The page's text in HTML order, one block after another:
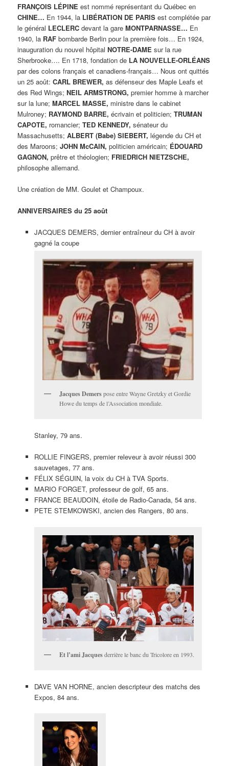
FRANÇOIS LÉPINE est nommé représentant du Québec en
CHINE… En 1944, la LIBÉRATION DE PARIS est complétée par
le général LECLERC devant la gareMONTPARNASSE… En
1940, la RAF bombarde Berlin pour la première fois… En 1924,
inauguration du nouvel hôpitalNOTRE-DAME sur la rue
Sherbrooke…. En 1718, fondation de LA NOUVELLE-ORLÉANS
par des colons français et canadiens-français… Nous ont quittés
un 25 août:CARL BREWER, as défenseur des Maple Leafs et
des Red Wings;NEIL ARMSTRONG, premier homme à marcher
sur la lune;MARCEL MASSE, ministre dans le cabinet
Mulroney; RAYMOND BARRE, écrivain et politicien;TRUMAN
CAPOTE, romancier;TED KENNEDY, sénateur du
Massachusetts;ALBERT (Babe) SIEBERT, légende du CH et
des Maroons;JOHN McCAIN, politicien américain; ÉDOUARD
GAGNON, prêtre et théologien; FRIEDRICH NIETZSCHE,
philosophe allemand.
Une création de MM. Goulet et Champoux.
ANNIVERSAIRES du 25 août
JACQUES DEMERS, dernier entraîneur du CH à avoir
gagné la coupe
Jacques Demerspose entre Wayne Gretzky et Gordie
Howe du temps de l’Association mondiale.
Stanley, 79 ans.
ROLLIE FINGERS, premier releveur à avoir réussi 300
sauvetages, 77 ans.
FÉLIX SÉGUIN, la voix du CH à TVA Sports.
MARIO FORGET, professeur de golf, 65 ans.
FRANCE BEAUDOIN, étoile de Radio-Canada, 54 ans.
PETE STEMKOWSKI, ancien des Rangers, 80 ans.
Et l’ami Jacquesderrière le banc du Tricolore en 1993.
DAVE VAN HORNE, ancien descripteur des matchs des
Expos, 84 ans.